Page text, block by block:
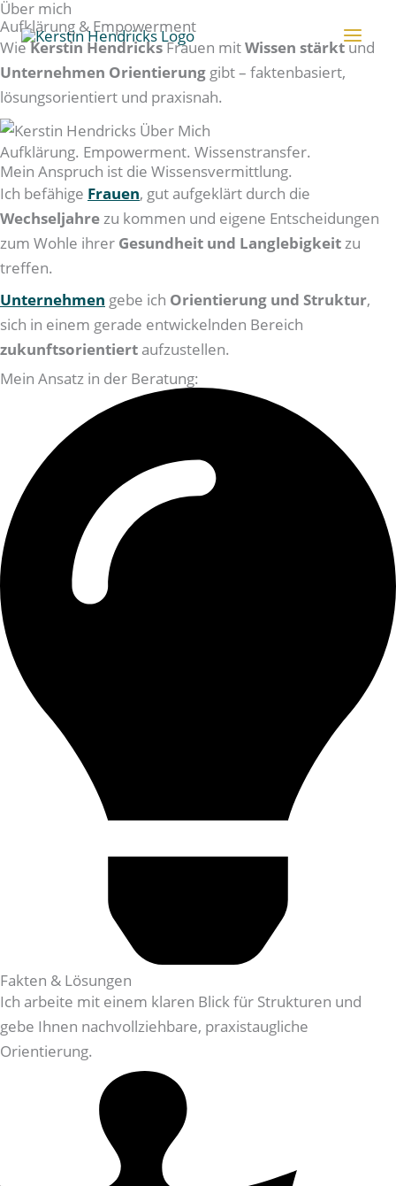
Zum
Inhalt
Über mich
Aufklärung & Empowerment
WieKerstin HendricksFrauen mitWissen stärktund
Unternehmen Orientierung gibt – faktenbasiert,
lösungsorientiert und praxisnah.
Aufklärung. Empowerment. Wissenstransfer.
Mein Anspruch ist die Wissensvermittlung.
Ich befähige Frauen, gut aufgeklärt durch die
Wechseljahrezu kommen und eigene Entscheidungen
zum Wohle ihrer Gesundheit und Langlebigkeitzu
treffen.
Unternehmen gebe ich Orientierung und Struktur,
sich in einem gerade entwickelnden Bereich
zukunftsorientiert aufzustellen.
Mein Ansatz in der Beratung:
Fakten & Lösungen
Ich arbeite mit einem klaren Blick für Strukturen und
gebe Ihnen nachvollziehbare, praxistaugliche
Orientierung.